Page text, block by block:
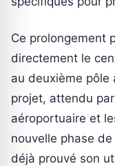
Ce prolongement
directement le
au deuxième pôle
projet, attendu
aéroportuaire et
nouvelle phase
déjà prouvé son